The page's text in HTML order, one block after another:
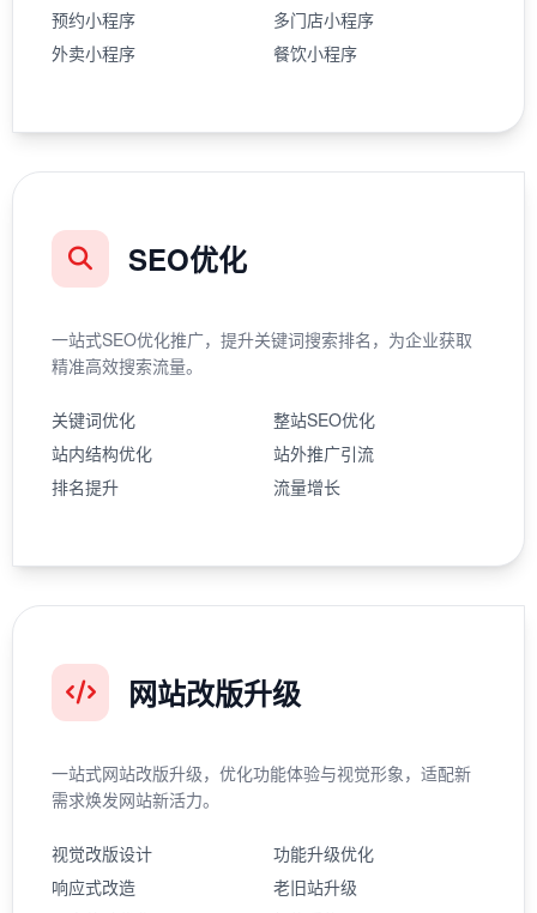
预约小程序
多门店小程序
外卖小程序
餐饮小程序
SEO优化
一站式SEO优化推广，提升关键词搜索排名，为企业获取
精准高效搜索流量。
关键词优化
整站SEO优化
站内结构优化
站外推广引流
排名提升
流量增长
网站改版升级
一站式网站改版升级，优化功能体验与视觉形象，适配新
需求焕发网站新活力。
视觉改版设计
功能升级优化
响应式改造
老旧站升级